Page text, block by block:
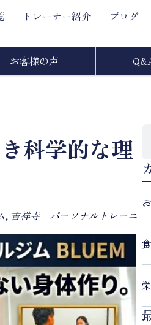
トレーナー紹介 ブログ
お客様の声
科学的な理
, 吉祥寺 パーソナルトレーニ